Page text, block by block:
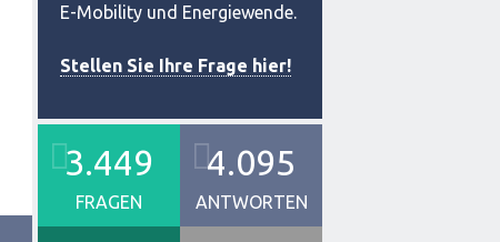
E-Mobility und Energiewende.
Stellen Sie Ihre Frage hier!
3.449
FRAGEN
4.095
ANTWORTEN